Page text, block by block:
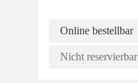
Online bestellbar
Nicht reservierbar